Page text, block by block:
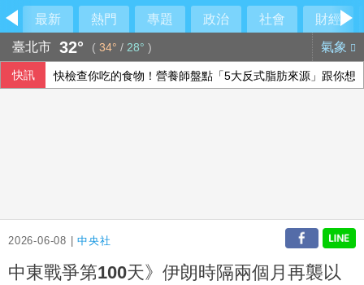
最新 熱門 專題 政治 社會
財經
臺北市 32° ( 34° / 28° ) 氣象
快訊 快檢查你吃的食物！營養師盤點「5大反式脂肪來源」跟你想
2026-06-08 |中央社
中東戰爭第100天》伊朗時隔兩個月再襲以